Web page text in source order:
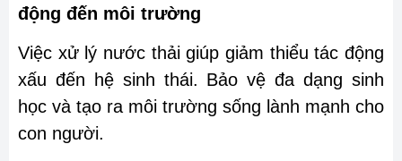
động đến môi trường
Việc xử lý nước thải giúp giảm thiểu tác động
xấu đến hệ sinh thái. Bảo vệ đa dạng sinh
học và tạo ra môi trường sống lành mạnh cho
con người.